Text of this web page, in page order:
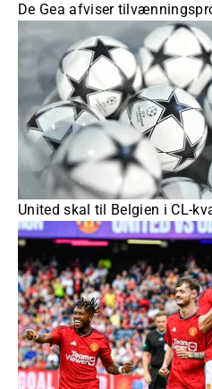
De Gea afviser
United skal til Belgien i CL-